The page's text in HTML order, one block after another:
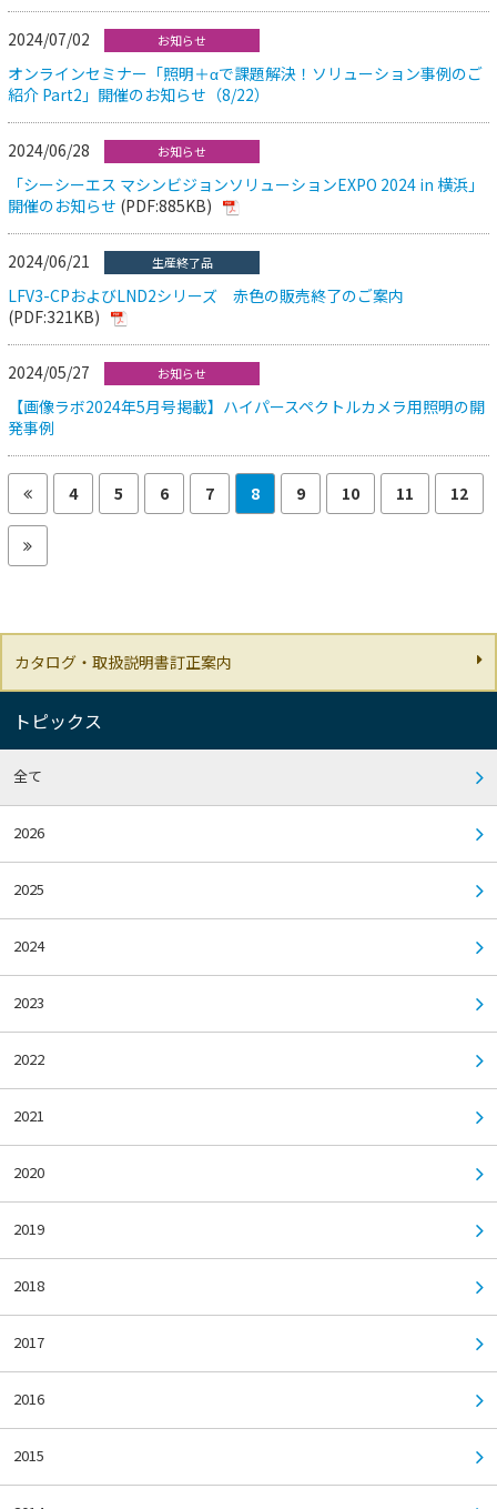
2024/07/02 お知らせ
オンラインセミナー「照明＋αで課題解決！ソリューション事例のご
紹介 Part2」開催のお知らせ（8/22）
2024/06/28 お知らせ
「シーシーエス マシンビジョンソリューションEXPO 2024 in 横浜」
開催のお知らせ (PDF:885KB)
2024/06/21 生産終了品
LFV3-CPおよびLND2シリーズ 赤色の販売終了のご案内
(PDF:321KB)
2024/05/27 お知らせ
【画像ラボ2024年5月号掲載】ハイパースペクトルカメラ用照明の開
発事例
4 5 6 7 8 9 10 11 12
カタログ・取扱説明書訂正案内
トピックス
全て
2026
2025
2024
2023
2022
2021
2020
2019
2018
2017
2016
2015